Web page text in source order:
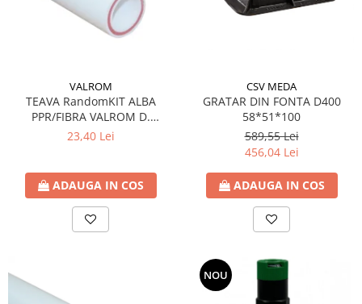
VALROM
TEAVA RandomKIT ALBA
PPR/FIBRA VALROM D.
25x3,5mm SDR7,4 L4m
23,40 Lei
ADAUGA IN COS
CSV MEDA
GRATAR DIN FONTA D400
58*51*100
589,55 Lei
456,04 Lei
ADAUGA IN COS
NOU